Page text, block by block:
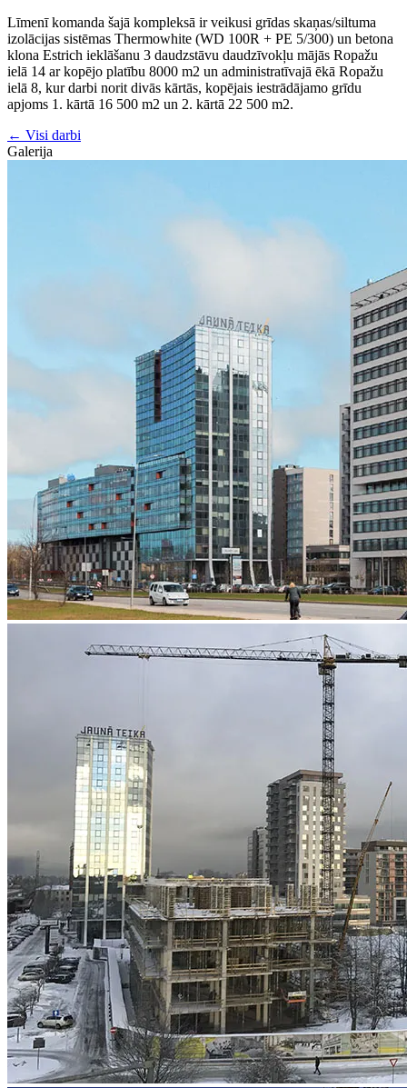
Līmenī komanda šajā kompleksā ir veikusi grīdas skaņas/siltuma
izolācijas sistēmas Thermowhite (WD 100R + PE 5/300) un betona
klona Estrich ieklāšanu 3 daudzstāvu daudzīvokļu mājās Ropažu
ielā 14 ar kopējo platību 8000 m2 un administratīvajā ēkā Ropažu
ielā 8, kur darbi norit divās kārtās, kopējais iestrādājamo grīdu
apjoms 1. kārtā 16 500 m2 un 2. kārtā 22 500 m2.
← Visi darbi
Galerija